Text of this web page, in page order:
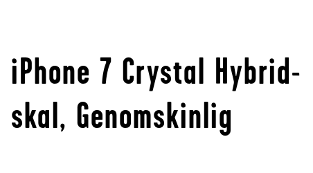
iPhone 7 Crystal Hybrid-
skal, Genomskinlig